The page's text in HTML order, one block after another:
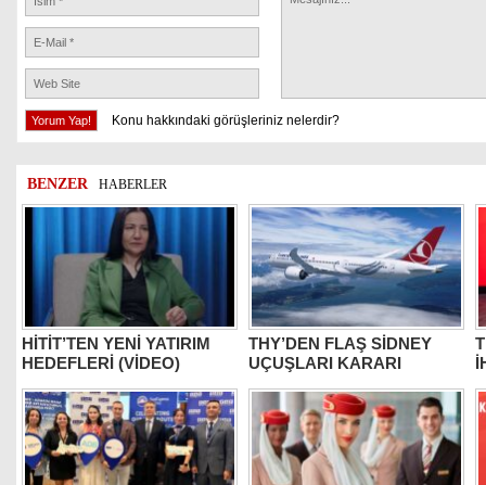
Konu hakkındaki görüşleriniz nelerdir?
BENZER HABERLER
HİTİT’TEN YENİ YATIRIM
HEDEFLERİ (VİDEO)
THY’DEN FLAŞ SİDNEY
UÇUŞLARI KARARI